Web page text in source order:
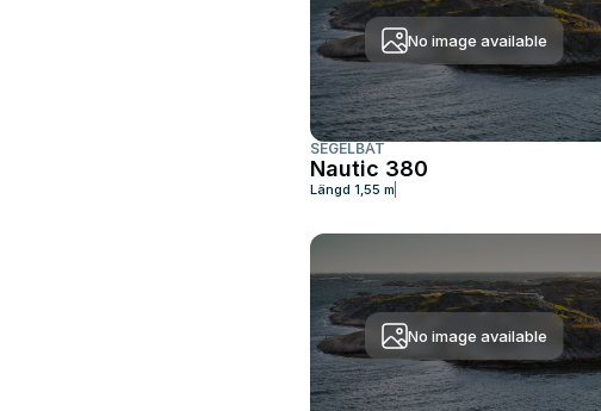
No image available
SEGELBÅT
Nautic 380
Längd 1,55 m
No image available